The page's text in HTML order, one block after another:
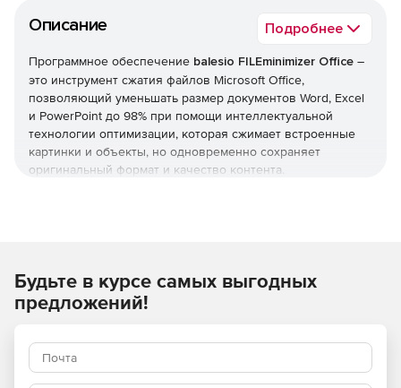
Описание Подробнее
Программное обеспечение balesio FILEminimizer Office –
это инструмент сжатия файлов Microsoft Office,
позволяющий уменьшать размер документов Word, Excel
и PowerPoint до 98% при помощи интеллектуальной
технологии оптимизации, которая сжимает встроенные
картинки и объекты, но одновременно сохраняет
оригинальный формат и качество контента.
сжатых файлов.
Характеристики FILEminimizer Office:
Будьте в курсе самых выгодных
предложений!